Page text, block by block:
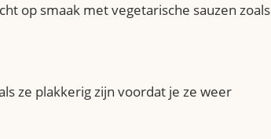
op smaak met vegetarische sauzen zoals
ze plakkerig zijn voordat je ze weer